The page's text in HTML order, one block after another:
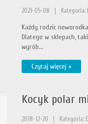
2023-05-08 Kategoria:
Każdy rodzic
Dlatego w sklepach,
wyrób...
Czytaj więcej »
Kocyk polar
2018-12-20 Kategoria: